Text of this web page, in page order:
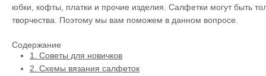
юбки, кофты, платки и прочие изделия. Салфетки могут быть
творчества. Поэтому мы вам поможем в данном вопросе.
Содержание
1.
Советы для новичков
2. Схемы вязания салфеток